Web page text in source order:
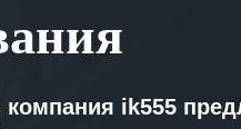
ik555